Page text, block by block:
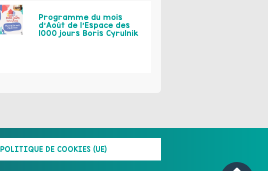
Programme du mois
d’Août de l’Espace des
1000 jours Boris Cyrulnik
POLITIQUE DE COOKIES (UE)